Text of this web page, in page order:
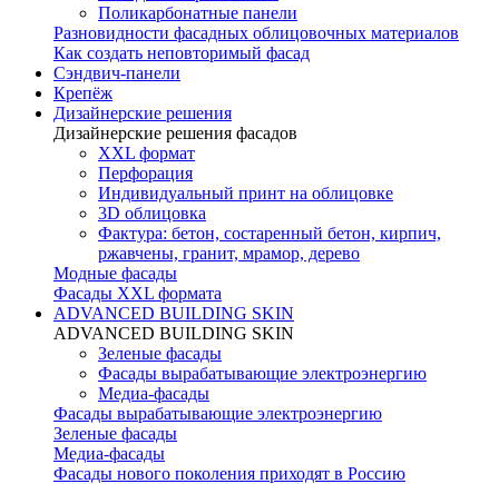
Поликарбонатные панели
Разновидности фасадных облицовочных материалов
Как создать неповторимый фасад
Сэндвич-панели
Крепёж
Дизайнерские решения
Дизайнерские решения фасадов
XXL формат
Перфорация
Индивидуальный принт на облицовке
3D облицовка
Фактура: бетон, состаренный бетон, кирпич,
ржавчены, гранит, мрамор, дерево
Модные фасады
Фасады XXL формата
ADVANCED BUILDING SKIN
ADVANCED BUILDING SKIN
Зеленые фасады
Фасады вырабатывающие электроэнергию
Медиа-фасады
Фасады вырабатывающие электроэнергию
Зеленые фасады
Медиа-фасады
Фасады нового поколения приходят в Россию